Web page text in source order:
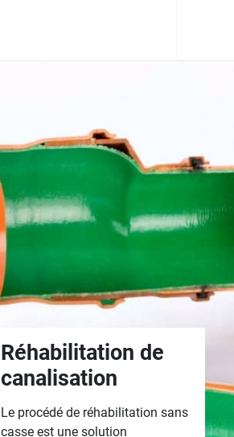
Réhabilitation de
canalisation
Le procédé de réhabilitation sans
casse est une solution